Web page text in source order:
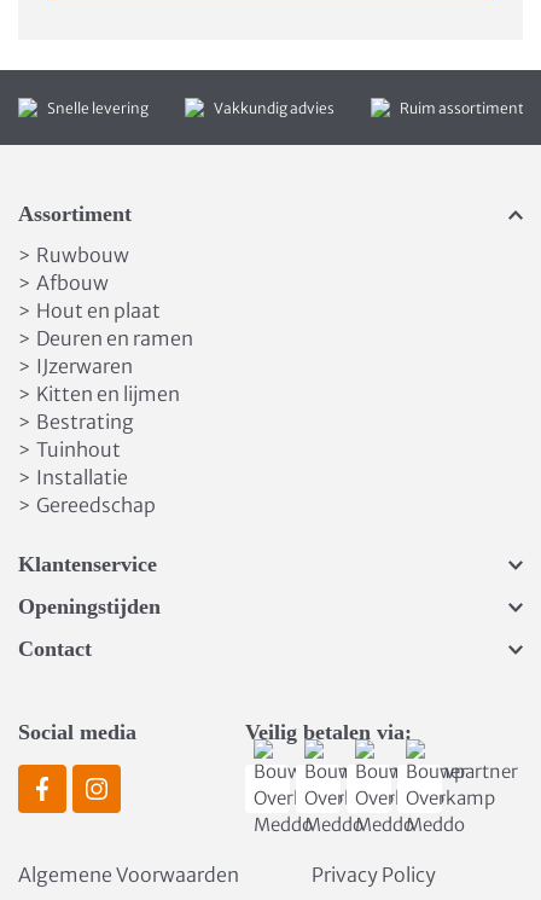
Snelle levering Vakkundig advies Ruim assortiment
Assortiment
> Ruwbouw
> Afbouw
> Hout en plaat
> Deuren en ramen
> IJzerwaren
> Kitten en lijmen
> Bestrating
> Tuinhout
> Installatie
> Gereedschap
Klantenservice
Openingstijden
Contact
Social media Veilig betalen via:
Algemene Voorwaarden Privacy Policy